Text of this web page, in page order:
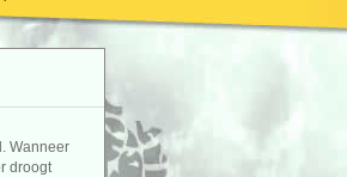
Wanneer
droogt